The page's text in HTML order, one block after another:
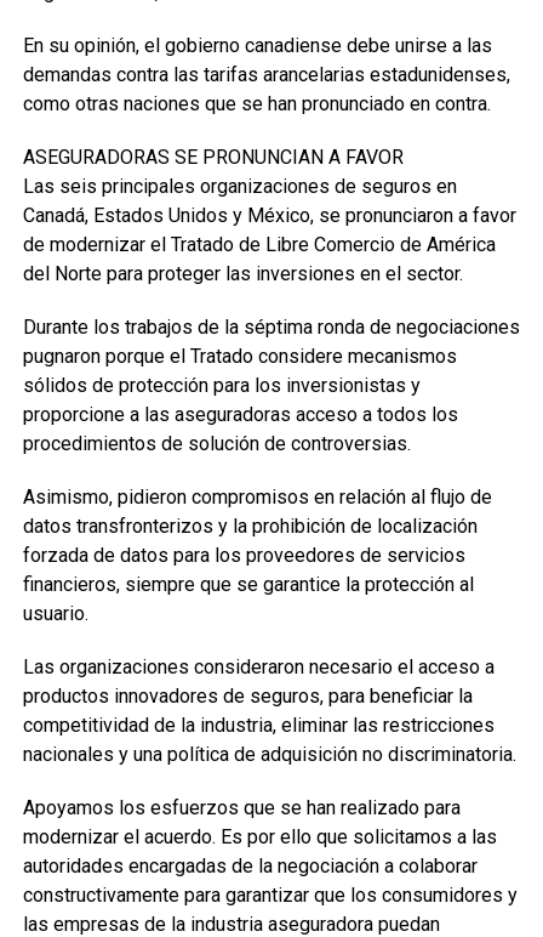
En su opinión, el gobierno canadiense debe unirse a las
demandas contra las tarifas arancelarias estadunidenses,
como otras naciones que se han pronunciado en contra.
ASEGURADORAS SE PRONUNCIAN A FAVOR
Las seis principales organizaciones de seguros en
Canadá, Estados Unidos y México, se pronunciaron a favor
de modernizar el Tratado de Libre Comercio de América
del Norte para proteger las inversiones en el sector.
Durante los trabajos de la séptima ronda de negociaciones
pugnaron porque el Tratado considere mecanismos
sólidos de protección para los inversionistas y
proporcione a las aseguradoras acceso a todos los
procedimientos de solución de controversias.
Asimismo, pidieron compromisos en relación al flujo de
datos transfronterizos y la prohibición de localización
forzada de datos para los proveedores de servicios
financieros, siempre que se garantice la protección al
usuario.
Las organizaciones consideraron necesario el acceso a
productos innovadores de seguros, para beneficiar la
competitividad de la industria, eliminar las restricciones
nacionales y una política de adquisición no discriminatoria.
Apoyamos los esfuerzos que se han realizado para
modernizar el acuerdo. Es por ello que solicitamos a las
autoridades encargadas de la negociación a colaborar
constructivamente para garantizar que los consumidores y
las empresas de la industria aseguradora puedan